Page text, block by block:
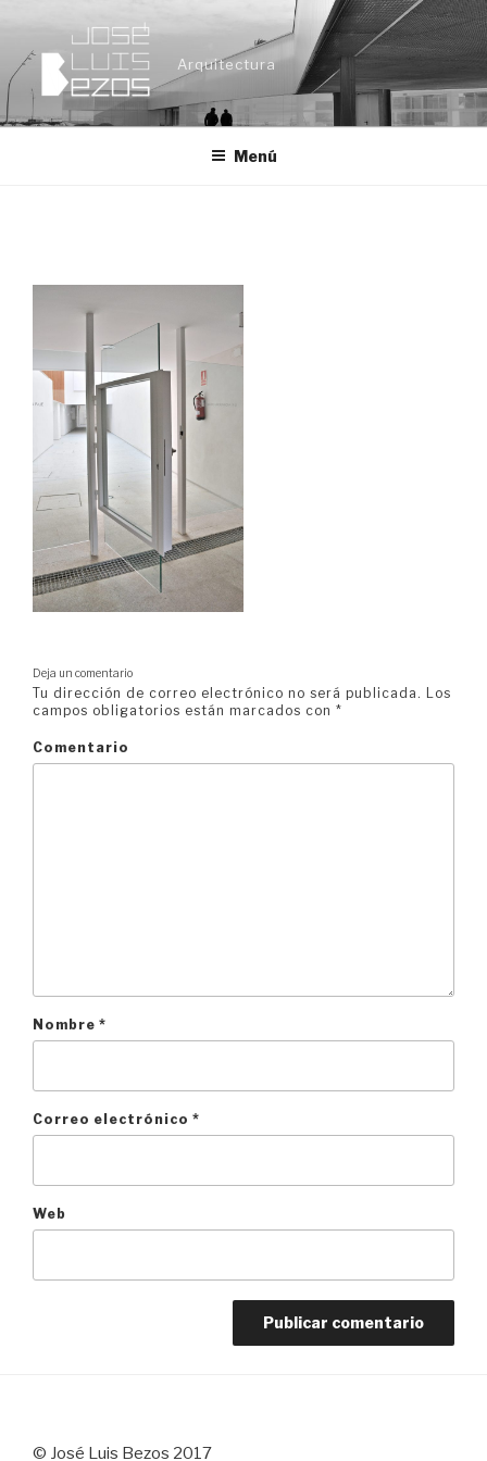
contenido
Arquitectura
Menú
Deja un comentario
Tu dirección de correo electrónico no será publicada. Los
campos obligatorios están marcados con *
Comentario
Nombre *
Correo electrónico *
Web
© José Luis Bezos 2017